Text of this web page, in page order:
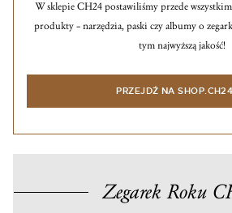
W sklepie CH24 postawiliśmy przede
produkty – narzędzia, paski czy albumy o
tym najwyższą jakość!
PRZEJDŹ NA
Zegarek Roku